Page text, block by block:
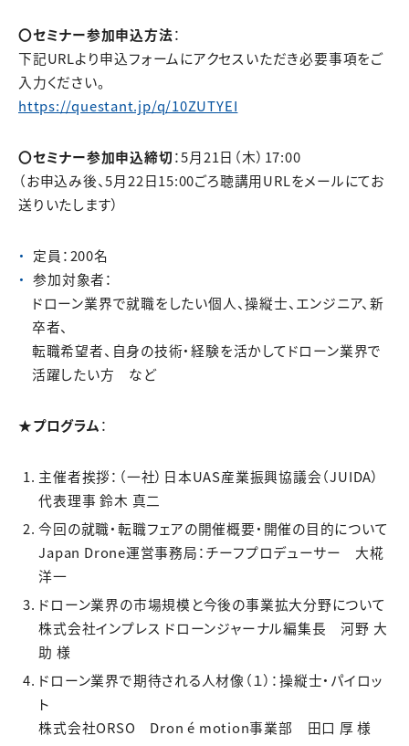
〇セミナー参加申込方法：
下記URLより申込フォームにアクセスいただき必要事項をご
入力ください。
https://questant.jp/q/10ZUTYEI
〇セミナー参加申込締切：5月21日（木）17:00
（お申込み後、5月22日15:00ごろ聴講用URLをメールにてお
送りいたします）
定員：200名
参加対象者：
ドローン業界で就職をしたい個人、操縦士、エンジニア、新
卒者、
転職希望者、自身の技術・経験を活かしてドローン業界で
活躍したい方 など
★プログラム：
主催者挨拶：（一社）日本UAS産業振興協議会（JUIDA）
代表理事 鈴木 真二
今回の就職・転職フェアの開催概要・開催の目的について
Japan Drone運営事務局：チーフプロデューサー 大椛
洋一
ドローン業界の市場規模と今後の事業拡大分野について
株式会社インプレス ドローンジャーナル編集長 河野 大
助 様
ドローン業界で期待される人材像（１）：操縦士・パイロッ
ト
株式会社ORSO Dron é motion事業部 田口 厚 様